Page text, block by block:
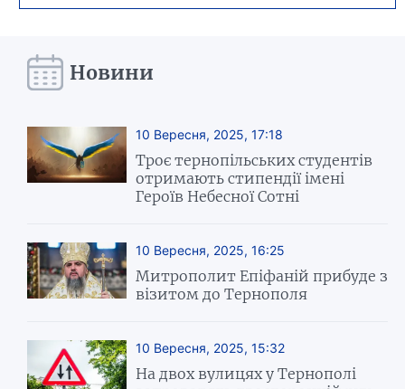
Новини
10 Вересня, 2025, 17:18
Троє тернопільських студентів
отримають стипендії імені
Героїв Небесної Сотні
10 Вересня, 2025, 16:25
Митрополит Епіфаній прибуде з
візитом до Тернополя
10 Вересня, 2025, 15:32
На двох вулицях у Тернополі